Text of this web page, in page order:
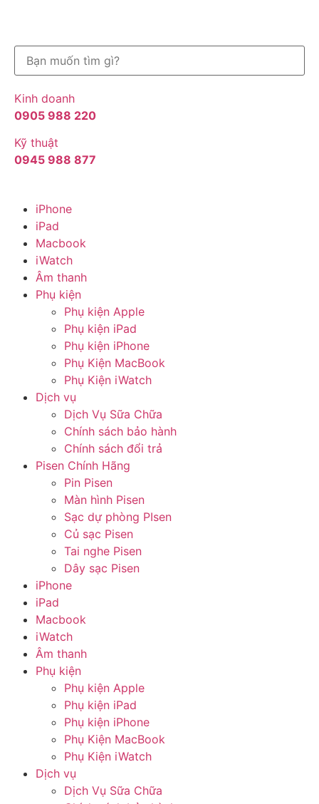
Kinh doanh
0905 988 220
Kỹ thuật
0945 988 877
iPhone
iPad
Macbook
iWatch
Âm thanh
Phụ kiện
Phụ kiện Apple
Phụ kiện iPad
Phụ kiện iPhone
Phụ Kiện MacBook
Phụ Kiện iWatch
Dịch vụ
Dịch Vụ Sữa Chữa
Chính sách bảo hành
Chính sách đổi trả
Pisen Chính Hãng
Pin Pisen
Màn hình Pisen
Sạc dự phòng PIsen
Củ sạc Pisen
Tai nghe Pisen
Dây sạc Pisen
iPhone
iPad
Macbook
iWatch
Âm thanh
Phụ kiện
Phụ kiện Apple
Phụ kiện iPad
Phụ kiện iPhone
Phụ Kiện MacBook
Phụ Kiện iWatch
Dịch vụ
Dịch Vụ Sữa Chữa